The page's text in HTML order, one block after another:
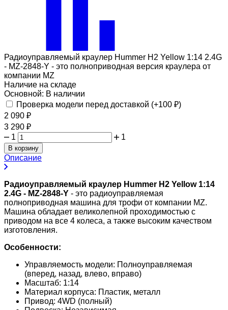
Радиоуправляемый краулер Hummer H2 Yellow 1:14 2.4G
- MZ-2848-Y - это полноприводная версия краулера от
компании MZ
Наличие на складе
Основной: В наличии
Проверка модели перед доставкой (+100 ₽)
2 090 ₽
3 290 ₽
1
1
В корзину
Описание
Радиоуправляемый краулер Hummer H2 Yellow 1:14
2.4G - MZ-2848-Y - это радиоуправляемая
полноприводная машина для трофи от компании MZ.
Машина обладает великолепной проходимостью с
приводом на все 4 колеса, а также высоким качеством
изготовления.
Особенности:
Управляемость модели: Полноуправляемая
(вперед, назад, влево, вправо)
Масштаб: 1:14
Материал корпуса: Пластик, металл
Привод: 4WD (полный)